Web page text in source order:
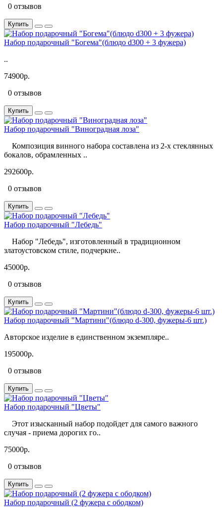
0 отзывов
Купить
Набор подарочный "Богема"(блюдо d300 + 3 фужера)
..
74900р.
0 отзывов
Купить
Набор подарочный "Виноградная лоза"
Композиция винного набора составлена из 2-х стеклянных
бокалов, обрамленных ..
292600р.
0 отзывов
Купить
Набор подарочный "Лебедь"
Набор "Лебедь", изготовленный в традиционном
златоустовском стиле, подчеркне..
45000р.
0 отзывов
Купить
Набор подарочный "Мартини"(блюдо d-300, фужеры-6 шт.)
Авторское изделие в единственном экземпляре..
195000р.
0 отзывов
Купить
Набор подарочный "Цветы"
Этот изысканный набор подойдет для самого важного
случая - приема дорогих го..
75000р.
0 отзывов
Купить
Набор подарочный (2 фужера с ободком)